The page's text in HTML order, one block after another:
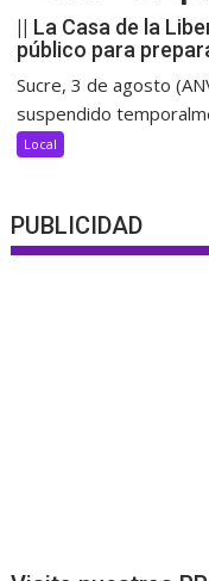
|| La Casa de la
público para
Sucre, 3 de agosto
suspendido
Local
PUBLICIDAD